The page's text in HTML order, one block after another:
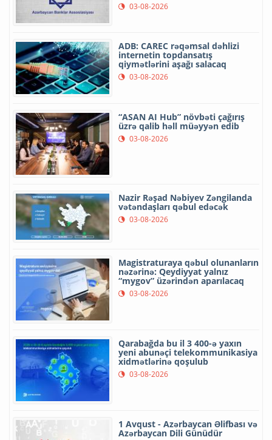
03-08-2026
ADB: CAREC rəqəmsal dəhlizi
internetin topdansatış
qiymətlərini aşağı salacaq
03-08-2026
“ASAN AI Hub” növbəti çağırış
üzrə qalib həll müəyyən edib
03-08-2026
Nazir Rəşad Nəbiyev Zəngilanda
vətəndaşları qəbul edəcək
03-08-2026
Magistraturaya qəbul olunanların
nəzərinə: Qeydiyyat yalnız
“mygov” üzərindən aparılacaq
03-08-2026
Qarabağda bu il 3 400-ə yaxın
yeni abunəçi telekommunikasiya
xidmətlərinə qoşulub
03-08-2026
1 Avqust - Azərbaycan Əlifbası və
Azərbaycan Dili Günüdür